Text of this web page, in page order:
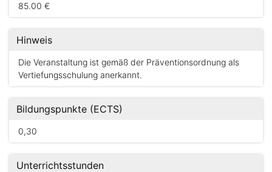
85.00 €
Hinweis
Die Veranstaltung ist gemäß der Präventionsordnung als
Vertiefungsschulung anerkannt.
Bildungspunkte (ECTS)
0,30
Unterrichtsstunden